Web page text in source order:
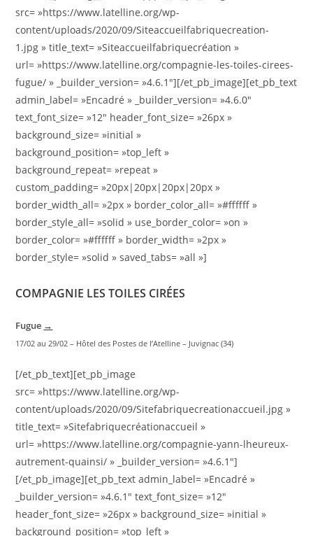
src= »https://www.latelline.org/wp-
content/uploads/2020/09/Siteaccueilfabriquecreation-
1.jpg » title_text= »Siteaccueilfabriquecréation »
url= »https://www.latelline.org/compagnie-les-toiles-cirees-
fugue/ » _builder_version= »4.6.1″][/et_pb_image][et_pb_text
admin_label= »Encadré » _builder_version= »4.6.0″
text_font_size= »12″ header_font_size= »26px »
background_size= »initial »
background_position= »top_left »
background_repeat= »repeat »
custom_padding= »20px|20px|20px|20px »
border_width_all= »2px » border_color_all= »#ffffff »
border_style_all= »solid » use_border_color= »on »
border_color= »#ffffff » border_width= »2px »
border_style= »solid » saved_tabs= »all »]
COMPAGNIE LES TOILES CIRÉES
Fugue →
17/02 au 29/02 – Hôtel des Postes de l’Atelline – Juvignac (34)
[/et_pb_text][et_pb_image
src= »https://www.latelline.org/wp-
content/uploads/2020/09/Sitefabriquecreationaccueil.jpg »
title_text= »Sitefabriquecréationaccueil »
url= »https://www.latelline.org/compagnie-yann-lheureux-
autrement-quainsi/ » _builder_version= »4.6.1″]
[/et_pb_image][et_pb_text admin_label= »Encadré »
_builder_version= »4.6.1″ text_font_size= »12″
header_font_size= »26px » background_size= »initial »
background_position= »top_left »